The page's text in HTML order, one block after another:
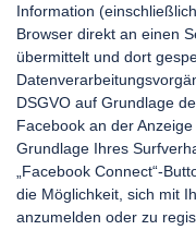
Information
Browser direkt an einen
übermittelt und dort
DSGVO auf Grundlage
Facebook an der
Grundlage Ihres
„Facebook Connect“-
die Möglichkeit, sich mit
anzumelden oder zu